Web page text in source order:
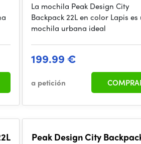
La mochila Peak Design City
Backpack 22L en color Lapis es
mochila urbana ideal
199.99 €
a petición
Peak Design City